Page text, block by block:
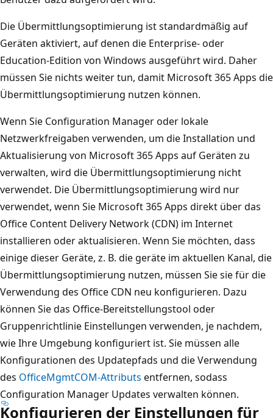
Die Übermittlungsoptimierung ist standardmäßig auf
Geräten aktiviert, auf denen die Enterprise- oder
Education-Edition von Windows ausgeführt wird. Daher
müssen Sie nichts weiter tun, damit Microsoft 365 Apps die
Übermittlungsoptimierung nutzen können.
Wenn Sie Configuration Manager oder lokale
Netzwerkfreigaben verwenden, um die Installation und
Aktualisierung von Microsoft 365 Apps auf Geräten zu
verwalten, wird die Übermittlungsoptimierung nicht
verwendet. Die Übermittlungsoptimierung wird nur
verwendet, wenn Sie Microsoft 365 Apps direkt über das
Office Content Delivery Network (CDN) im Internet
installieren oder aktualisieren. Wenn Sie möchten, dass
einige dieser Geräte, z. B. die geräte im aktuellen Kanal, die
Übermittlungsoptimierung nutzen, müssen Sie sie für die
Verwendung des Office CDN neu konfigurieren. Dazu
können Sie das Office-Bereitstellungstool oder
Gruppenrichtlinie Einstellungen verwenden, je nachdem,
wie Ihre Umgebung konfiguriert ist. Sie müssen alle
Konfigurationen des Updatepfads und die Verwendung
des OfficeMgmtCOM-Attributs entfernen, sodass
Configuration Manager Updates verwalten können.
Konfigurieren der Einstellungen für